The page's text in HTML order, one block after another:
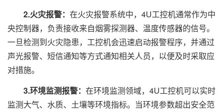
2.火灾报警： 在火灾报警系统中，4U工控机通常作为中
央控制器，负责接收来自烟雾探测器、温度传感器的信号。
一旦检测到火灾隐患，工控机会迅速启动报警程序，并通过
声光报警、短信通知等方式通知相关人员，以便及时采取应
对措施。
3.环境监测报警： 在环境监测领域，4U工控机可以实时
监测大气、水质、土壤等环境指标。当环境参数超出安全范